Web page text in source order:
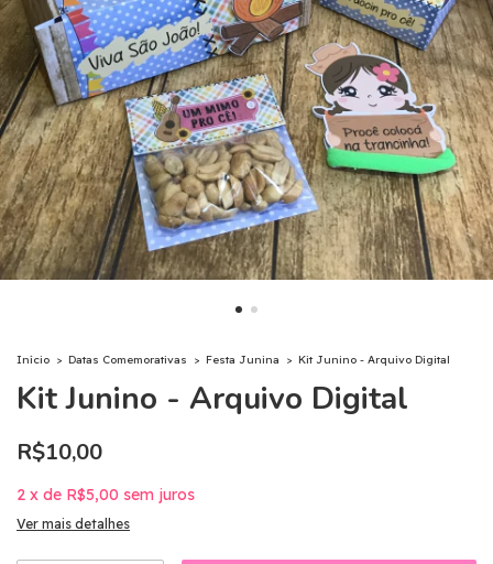
Início > Datas Comemorativas > Festa Junina > Kit Junino - Arquivo Digital
Kit Junino - Arquivo Digital
R$10,00
2 x de R$5,00 sem juros
Ver mais detalhes